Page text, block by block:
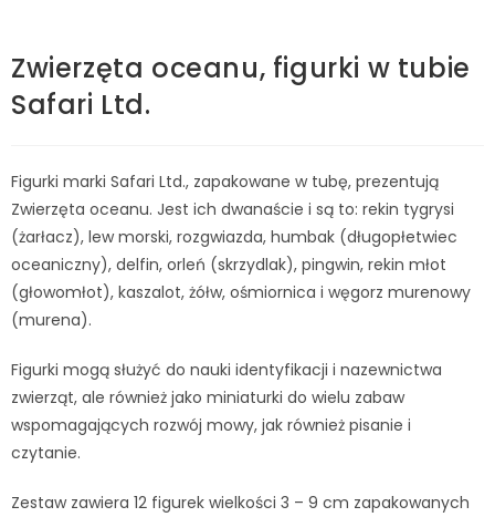
Zwierzęta oceanu, figurki w tubie
Safari Ltd.
Figurki marki Safari Ltd., zapakowane w tubę, prezentują
Zwierzęta oceanu. Jest ich dwanaście i są to: rekin tygrysi
(żarłacz), lew morski, rozgwiazda, humbak (długopłetwiec
oceaniczny), delfin, orleń (skrzydlak), pingwin, rekin młot
(głowomłot), kaszalot, żółw, ośmiornica i węgorz murenowy
(murena).
Figurki mogą służyć do nauki identyfikacji i nazewnictwa
zwierząt, ale również jako miniaturki do wielu zabaw
wspomagających rozwój mowy, jak również pisanie i
czytanie.
Zestaw zawiera 12 figurek wielkości 3 – 9 cm zapakowanych